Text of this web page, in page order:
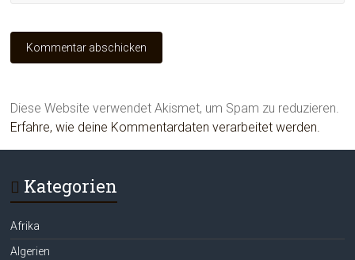
Diese Website verwendet Akismet, um Spam zu reduzieren.
Erfahre, wie deine Kommentardaten verarbeitet werden.
Kategorien
Afrika
Algerien